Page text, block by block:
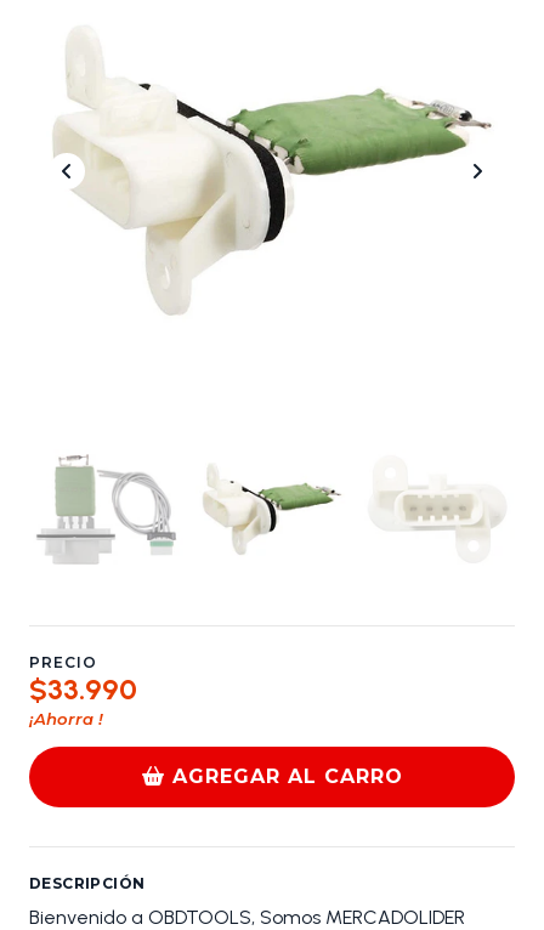
PRECIO
$33.990
¡Ahorra !
AGREGAR AL CARRO
DESCRIPCIÓN
Bienvenido a OBDTOOLS, Somos MERCADOLIDER